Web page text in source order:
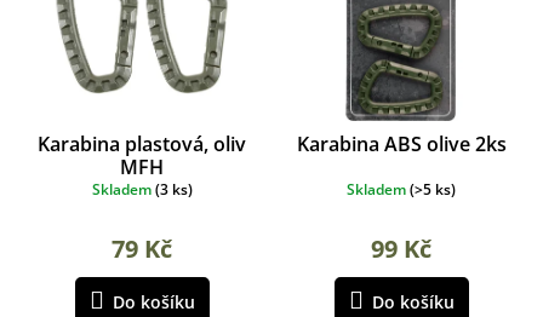
Karabina plastová, oliv
MFH
Skladem(3 ks)
79 Kč
Do košíku
Karabina ABS olive 2ks
Skladem(>5 ks)
99 Kč
Do košíku